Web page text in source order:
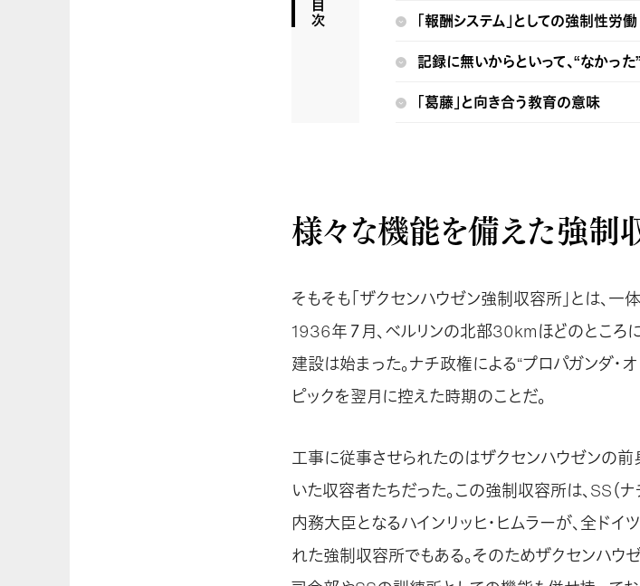
「報酬システム」としての強制性労働
記録に無いからといって、“なかっ
「葛藤」と向き合う教育の意味
様々な機能を備えた強制
そもそも「ザクセンハウゼン強制収容所」とは、
1936年７月、ベルリンの北部30kmほどのところ
建設は始まった。ナチ政権による“プロパガンダ・
ピックを翌月に控えた時期のことだ。
工事に従事させられたのはザクセンハウゼンの
いた収容者たちだった。この強制収容所は、SS（
内務大臣となるハインリッヒ・ヒムラーが、全ド
れた強制収容所でもある。そのためザクセンハウ